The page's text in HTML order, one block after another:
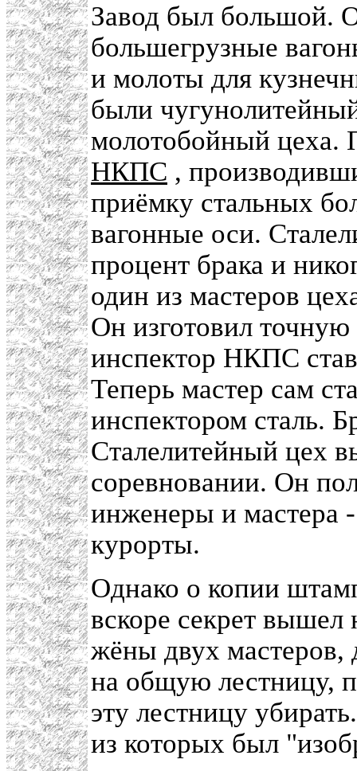
Завод был большой.
большегрузные
и молоты для
были
молотобойный цеха.
НКПС ,
приёмку стальных
вагонные оси.
процент брака и
один из мастеров
Он изготовил
инспектор НКПС
Теперь мастер сам
инспектором сталь.
Сталелитейный цех
соревновании. Он
инженеры и мастера
курорты.
Однако о копии
вскоре секрет вышел
жёны двух мастеров,
на общую лестницу,
эту лестницу
из которых был